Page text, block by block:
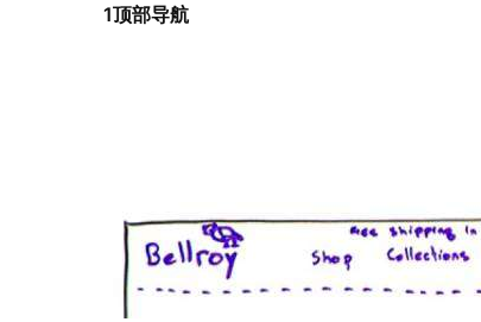
1顶部导航